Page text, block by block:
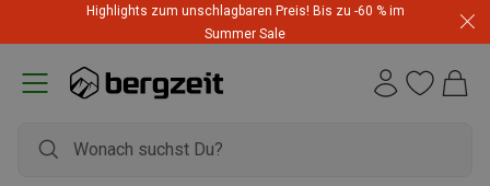
Highlights zum unschlagbaren Preis! Bis zu -60 % im
Summer Sale